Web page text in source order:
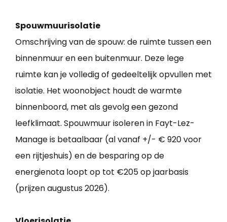
Spouwmuurisolatie
Omschrijving van de spouw: de ruimte tussen een
binnenmuur en een buitenmuur. Deze lege
ruimte kan je volledig of gedeeltelijk opvullen met
isolatie. Het woonobject houdt de warmte
binnenboord, met als gevolg een gezond
leefklimaat. Spouwmuur isoleren in Fayt-Lez-
Manage is betaalbaar (al vanaf +/- € 920 voor
een rijtjeshuis) en de besparing op de
energienota loopt op tot €205 op jaarbasis
(prijzen augustus 2026).